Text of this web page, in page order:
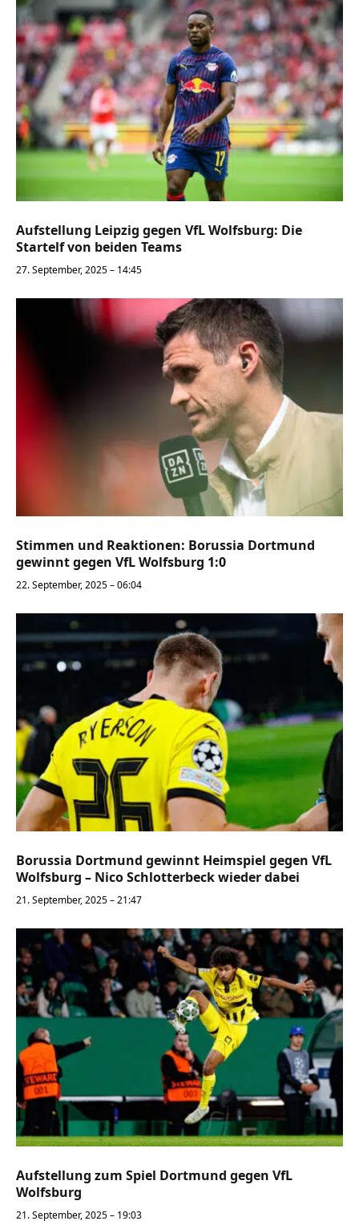
Aufstellung Leipzig gegen VfL Wolfsburg: Die
Startelf von beiden Teams
27. September, 2025 – 14:45
Stimmen und Reaktionen: Borussia Dortmund
gewinnt gegen VfL Wolfsburg 1:0
22. September, 2025 – 06:04
Borussia Dortmund gewinnt Heimspiel gegen VfL
Wolfsburg – Nico Schlotterbeck wieder dabei
21. September, 2025 – 21:47
Aufstellung zum Spiel Dortmund gegen VfL
Wolfsburg
21. September, 2025 – 19:03